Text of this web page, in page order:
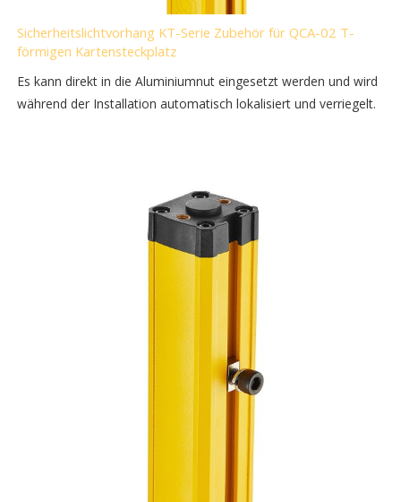
Sicherheitslichtvorhang KT-Serie Zubehör für QCA-02 T-
förmigen Kartensteckplatz
Es kann direkt in die Aluminiumnut eingesetzt werden und wird
während der Installation automatisch lokalisiert und verriegelt.